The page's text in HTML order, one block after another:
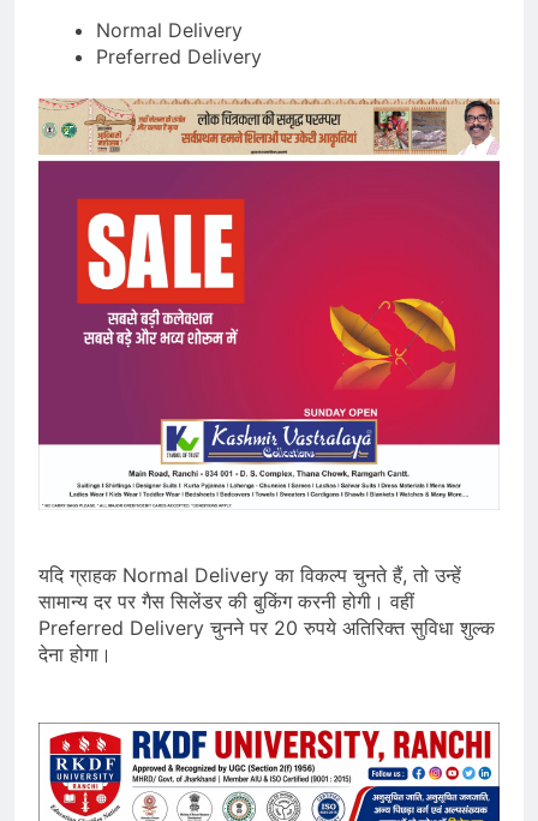
Normal Delivery
Preferred Delivery
यदि ग्राहक Normal Delivery का विकल्प चुनते हैं, तो उन्हें
सामान्य दर पर गैस सिलेंडर की बुकिंग करनी होगी। वहीं
Preferred Delivery चुनने पर 20 रुपये अतिरिक्त सुविधा शुल्क
देना होगा।